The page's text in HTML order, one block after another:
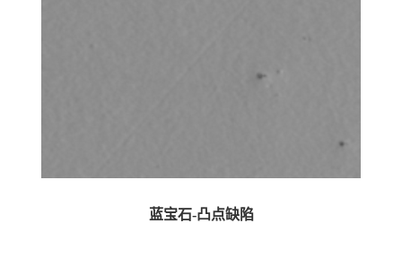
蓝宝石-凸点缺陷